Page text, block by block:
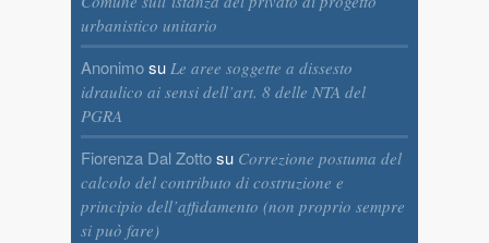
urbanistico unitario
Anonimosu Le aree soggette a dissesto
idraulico ai sensi dell’art. 8 delle NTA del
PGRA
Fiorenza Dal Zottosu Correzione postuma del
calcolo del contributo di costruzione e
principio dell’affidamento (non proprio sempre
si può fare)